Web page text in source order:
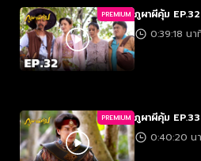
PREMIUM ภูผาผีคุ้ม EP.32
0:39:18 นา
PREMIUM ภูผาผีคุ้ม EP.33
0:40:20 น